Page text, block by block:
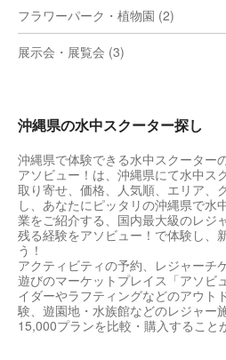
フラワーパーク・植物園 (2)
展示会・展覧会 (3)
沖縄県の水中スクーター探し
沖縄県で体験できる水中スクーター
アソビュー！は、沖縄県にて水中ス
取り寄せ、価格、人気順、エリア、
し、あなたにピッタリの沖縄県で水
業をご紹介する、国内最大級のレジ
残る経験をアソビュー！で体験し、
う！
アクティビティの予約、レジャーチ
遊びのマーケットプレイス「アソビ
イダーやラフティングなどのアウト
験、遊園地・水族館などのレジャー
15,000プランを比較・購入すること